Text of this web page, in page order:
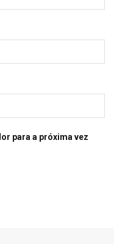
para a próxima vez